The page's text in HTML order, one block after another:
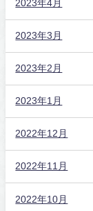
2023年4月
2023年3月
2023年2月
2023年1月
2022年12月
2022年11月
2022年10月